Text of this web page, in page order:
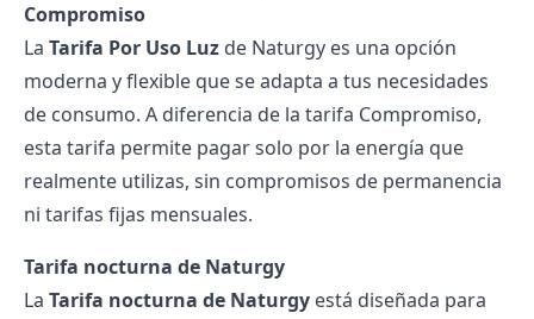
Compromiso
La Tarifa Por Uso Luz de Naturgy es una opción
moderna y flexible que se adapta a tus necesidades
de consumo. A diferencia de la tarifa Compromiso,
esta tarifa permite pagar solo por la energía que
realmente utilizas, sin compromisos de permanencia
ni tarifas fijas mensuales.
Tarifa nocturna de Naturgy
La Tarifa nocturna de Naturgy está diseñada para